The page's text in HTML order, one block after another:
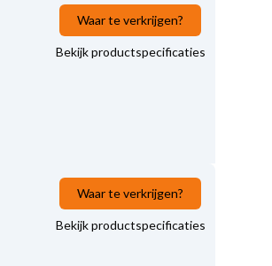
Waar te verkrijgen?
Bekijk productspecificaties
Waar te verkrijgen?
Bekijk productspecificaties